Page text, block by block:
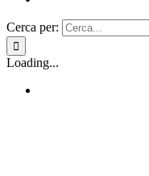
Cerca per:
Loading...